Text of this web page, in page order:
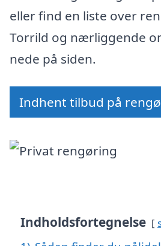
eller find en liste over
Torrild og nærliggende
nede på siden.
Indhent tilbud på
Indholdsfortegnelse